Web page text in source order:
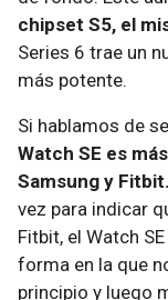
chipset S5, el
Series 6 trae un
más potente.
Si hablamos de
Watch SE es
Samsung y Fitbit.
vez para indicar
Fitbit, el Watch
forma en la que
principio y luego